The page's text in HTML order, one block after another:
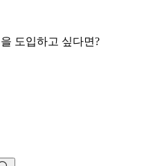
을 도입하고 싶다면?